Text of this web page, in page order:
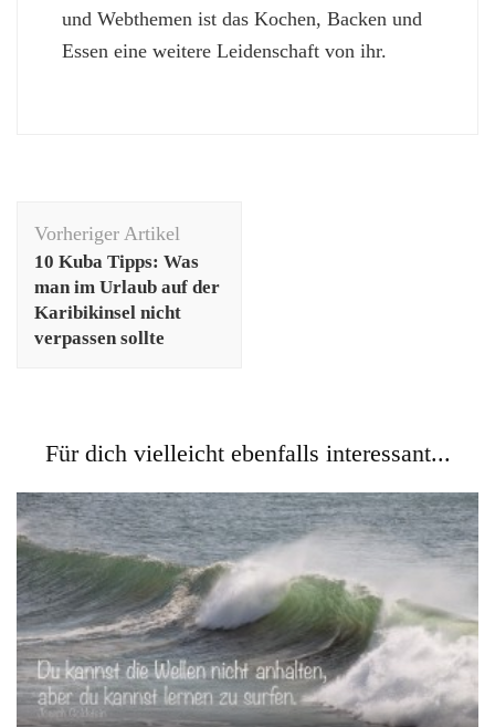
und Webthemen ist das Kochen, Backen und
Essen eine weitere Leidenschaft von ihr.
Vorheriger Artikel
10 Kuba Tipps: Was
man im Urlaub auf der
Karibikinsel nicht
verpassen sollte
Für dich vielleicht ebenfalls interessant...